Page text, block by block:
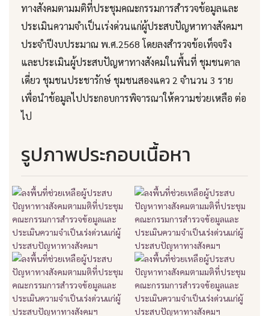
ทางสังคมตามมติที่ประชุมคณะกรรมการสำรวจข้อมูลและ
ประเมินความจำเป็นเร่งด่วนแก่ผู้ประสบปัญหาทางสังคมฯ
ประจำปีงบประมาณ พ.ศ.2568 โดยลงสำรวจข้อเท็จจริง
และประเมินผู้ประสบปัญหาทางสังคมในพื้นที่ ชุมชนตาล
เดี่ยว ชุมชนประชารักษ์ ชุมชนสองแคว 2 จำนวน 3 ราย
เพื่อนำข้อมูลไปประกอบการพิจารณาให้ความช่วยเหลือ ต่อ
ไป
รูปภาพประกอบเนื้อหา